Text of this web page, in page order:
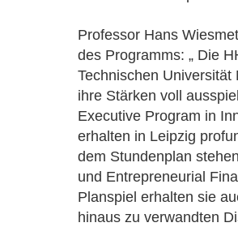
Professor Hans
des Programms: „ Die
Technischen
ihre Stärken voll
Executive Program in
erhalten in Leipzig
dem Stundenplan
und Entrepreneurial
Planspiel erhalten sie
hinaus zu verwandten